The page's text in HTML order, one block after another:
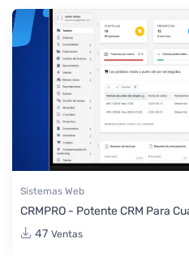
Sistemas Web
CRMPRO - Potente CRM Para
47 Ventas